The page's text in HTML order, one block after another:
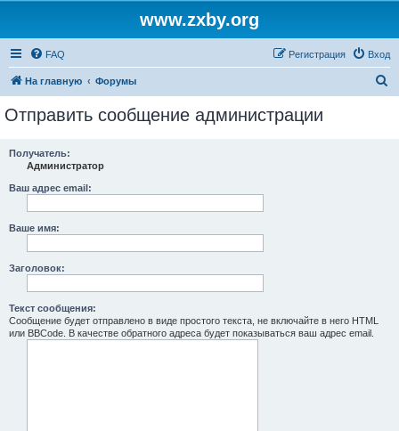
www.zxby.org
FAQ Вход
Регистрация
На главную Форумы
Отправить сообщение администрации
Получатель:
Администратор
Ваш адрес email:
Ваше имя:
Заголовок:
Текст сообщения:
Сообщение будет отправлено в виде простого текста, не включайте в него HTML
или BBCode. В качестве обратного адреса будет показываться ваш адрес email.